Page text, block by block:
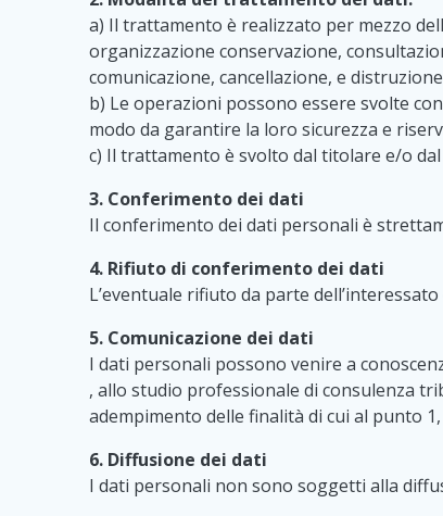
a) Il trattamento è realizzato per mezzo
organizzazione conservazione,
comunicazione, cancellazione, e
b) Le operazioni possono essere svolte
modo da garantire la loro sicurezza e
c) Il trattamento è svolto dal titolare e/o
3. Conferimento dei dati
Il conferimento dei dati personali è
4. Rifiuto di conferimento dei dati
L’eventuale rifiuto da parte
5. Comunicazione dei dati
I dati personali possono venire a
, allo studio professionale di consulenza
adempimento delle finalità di cui al punto
6. Diffusione dei dati
I dati personali non sono soggetti alla